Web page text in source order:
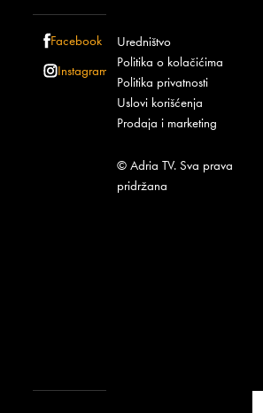
Facebook
Instagram
Uredništvo
Politika o kolačićima
Politika privatnosti
Uslovi korišćenja
Prodaja i marketing
© Adria TV. Sva prava
pridržana